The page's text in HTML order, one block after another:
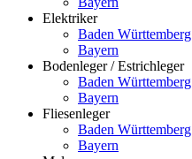
Elektriker
Baden Württemberg
Bayern
Bodenleger / Estrichleger
Baden Württemberg
Bayern
Fliesenleger
Baden Württemberg
Bayern